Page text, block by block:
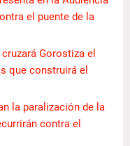
el puente de la
Gorostiza el
que construirá el
la paralización de la
contra el